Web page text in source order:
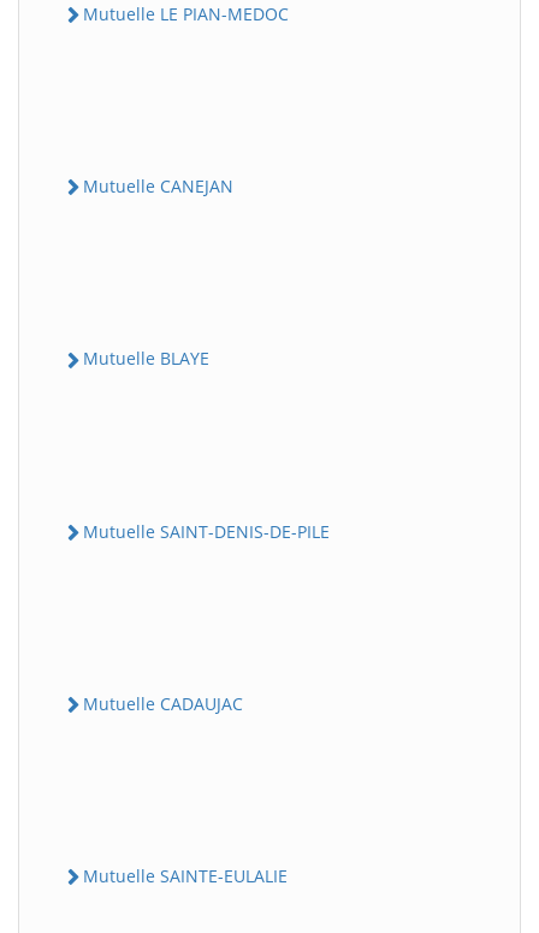
Mutuelle LE PIAN-MEDOC
Mutuelle CANEJAN
Mutuelle BLAYE
Mutuelle SAINT-DENIS-DE-PILE
Mutuelle CADAUJAC
Mutuelle SAINTE-EULALIE